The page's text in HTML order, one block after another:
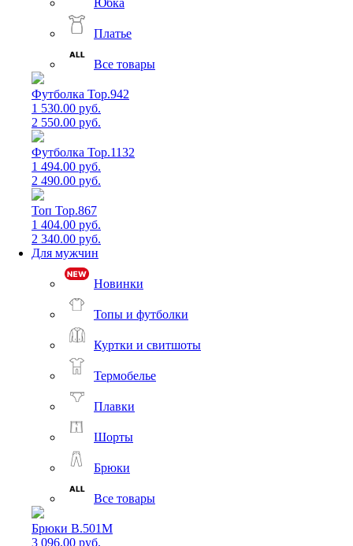
Юбка
Платье
Все товары
Футболка Top.942
1 530.00 руб.
2 550.00 руб.
Футболка Top.1132
1 494.00 руб.
2 490.00 руб.
Топ Top.867
1 404.00 руб.
2 340.00 руб.
Для мужчин
Новинки
Топы и футболки
Куртки и свитшоты
Термобелье
Плавки
Шорты
Брюки
Все товары
Брюки B.501M
3 096.00 руб.